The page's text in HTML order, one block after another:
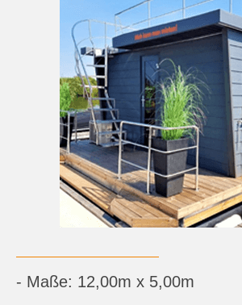
- Maße: 12,00m x 5,00m